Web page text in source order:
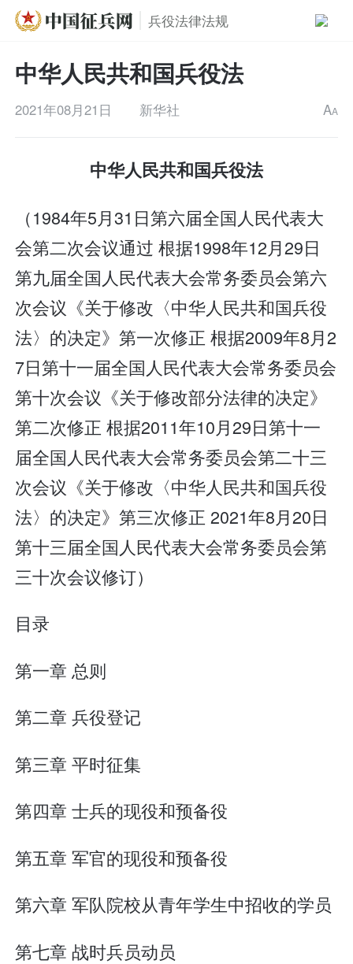
兵役法律法规
中华人民共和国兵役法
2021年08月21日 新华社 AA
中华人民共和国兵役法
（1984年5月31日第六届全国人民代表大
会第二次会议通过 根据1998年12月29日
第九届全国人民代表大会常务委员会第六
次会议《关于修改〈中华人民共和国兵役
法〉的决定》第一次修正 根据2009年8月2
7日第十一届全国人民代表大会常务委员会
第十次会议《关于修改部分法律的决定》
第二次修正 根据2011年10月29日第十一
届全国人民代表大会常务委员会第二十三
次会议《关于修改〈中华人民共和国兵役
法〉的决定》第三次修正 2021年8月20日
第十三届全国人民代表大会常务委员会第
三十次会议修订）
目录
第一章 总则
第二章 兵役登记
第三章 平时征集
第四章 士兵的现役和预备役
第五章 军官的现役和预备役
第六章 军队院校从青年学生中招收的学员
第七章 战时兵员动员